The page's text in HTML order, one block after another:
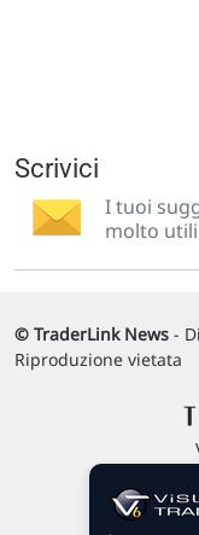
Scrivici
I tuoi
molto
© TraderLink News -
Riproduzione vietata